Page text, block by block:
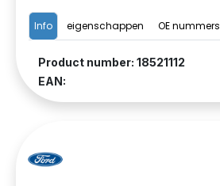
Info eigenschappen OE nummers
Product number: 18521112
EAN: